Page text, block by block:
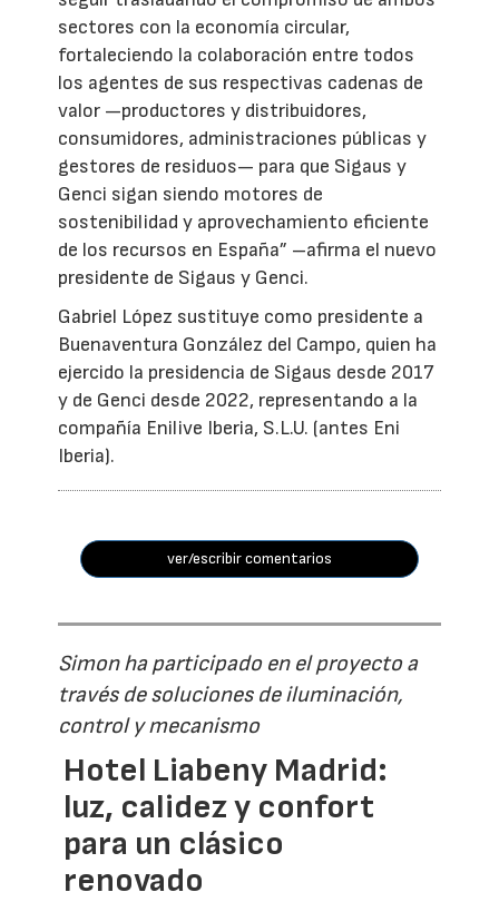
sectores con la economía circular,
fortaleciendo la colaboración entre todos
los agentes de sus respectivas cadenas de
valor —productores y distribuidores,
consumidores, administraciones públicas y
gestores de residuos— para que Sigaus y
Genci sigan siendo motores de
sostenibilidad y aprovechamiento eficiente
de los recursos en España” –afirma el nuevo
presidente de Sigaus y Genci.
Gabriel López sustituye como presidente a
Buenaventura González del Campo, quien ha
ejercido la presidencia de Sigaus desde 2017
y de Genci desde 2022, representando a la
compañía Enilive Iberia, S.L.U. (antes Eni
Iberia).
ver/escribir comentarios
Simon ha participado en el proyecto a
través de soluciones de iluminación,
control y mecanismo
Hotel Liabeny Madrid:
luz, calidez y confort
para un clásico
renovado